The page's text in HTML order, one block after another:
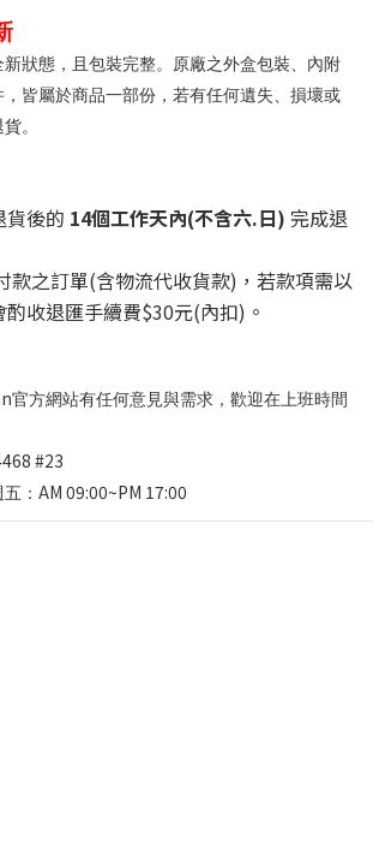
狀態，且包裝完整。原廠之外盒包裝、內附
皆屬於商品一部份，若有任何遺失、損壞或
。
貨後的 14個工作天內(不含六.日) 完成退
之訂單(含物流代收貨款)，若款項需以
收退匯手續費$30元(內扣)。
官方網站有任何意見與需求，歡迎在上班時間
#23
： AM 09:00~PM 17:00